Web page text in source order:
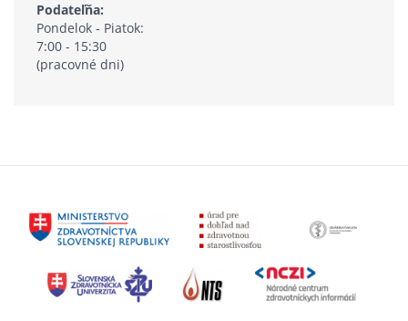
Podateľňa:
Pondelok - Piatok:
7:00 - 15:30
(pracovné dni)